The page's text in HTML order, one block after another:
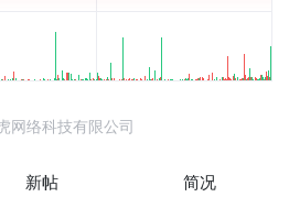
网络科技有限公司
新帖 简况